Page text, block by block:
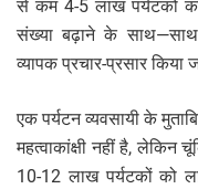
से कम 4-5 लाख पर्यटकों
संख्या बढ़ाने के साथ—साथ
व्यापक प्रचार-प्रसार किया
एक पर्यटन व्यवसायी के
महत्वाकांक्षी नहीं है, लेकिन
10-12 लाख पर्यटकों को